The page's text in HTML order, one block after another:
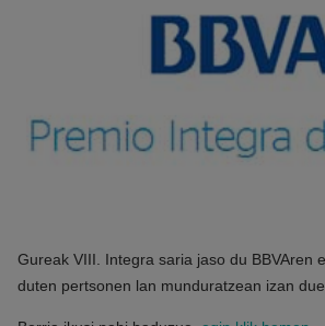
Gureak VIII. Integra saria jaso du BBVAren
duten pertsonen lan munduratzean izan